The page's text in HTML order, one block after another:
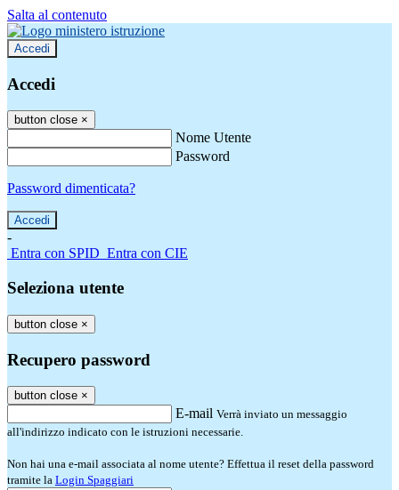
Salta al contenuto
Accedi
Accedi
button close ×
Nome Utente
Password
Password dimenticata?
-
Entra con SPID Entra con CIE
Seleziona utente
button close ×
Recupero password
button close ×
E-mail Verrà inviato un messaggio
all'indirizzo indicato con le istruzioni necessarie.
Non hai una e-mail associata al nome utente? Effettua il reset della password
tramite la Login Spaggiari